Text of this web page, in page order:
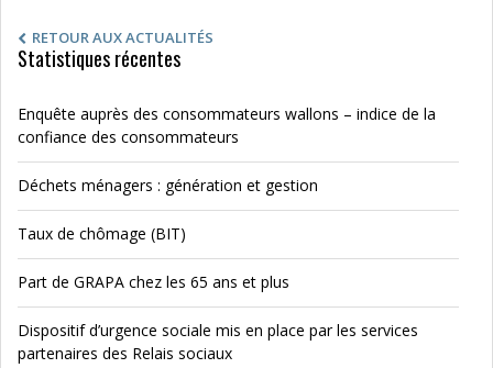
RETOUR AUX ACTUALITÉS
Statistiques récentes
Enquête auprès des consommateurs wallons – indice de la
confiance des consommateurs
Déchets ménagers : génération et gestion
Taux de chômage (BIT)
Part de GRAPA chez les 65 ans et plus
Dispositif d’urgence sociale mis en place par les services
partenaires des Relais sociaux